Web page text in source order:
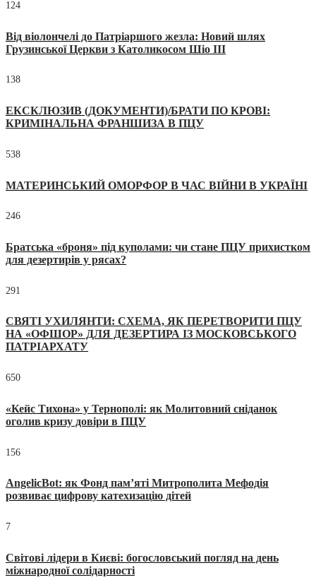
124
Від віолончелі до Патріаршого жезла: Новий шлях
Грузинської Церкви з Католикосом Шіо III
138
ЕКСКЛЮЗИВ (ДОКУМЕНТИ)/БРАТИ ПО КРОВІ:
КРИМІНАЛЬНА ФРАНШИЗА В ПЦУ
538
МАТЕРИНСЬКИЙ ОМОРФОР В ЧАС ВІЙНИ В УКРАЇНІ
246
Братська «броня» під куполами: чи стане ПЦУ прихистком
для дезертирів у рясах?
291
СВЯТІ УХИЛЯНТИ: СХЕМА, ЯК ПЕРЕТВОРИТИ ПЦУ
НА «ОФШОР» ДЛЯ ДЕЗЕРТИРА ІЗ МОСКОВСЬКОГО
ПАТРІАРХАТУ
650
«Кейс Тихона» у Тернополі: як Молитовний сніданок
оголив кризу довіри в ПЦУ
156
AngelicBot: як Фонд пам’яті Митрополита Мефодія
розвиває цифрову катехизацію дітей
7
Світові лідери в Києві: богословський погляд на день
міжнародної солідарності